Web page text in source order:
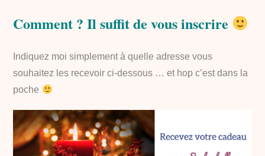
Comment ? Il suffit de vous inscrire
Indiquez moi simplement à quelle adresse vous
souhaitez les recevoir ci-dessous … et hop c’est dans la
poche